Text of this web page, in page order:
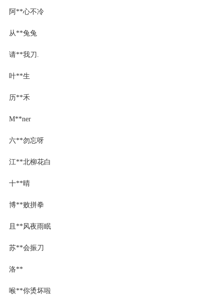
阿**心不冷
从**兔兔
请**我刀.
叶**生
历**禾
M**ner
六**勿忘呀
江**北柳花白
十**晴
博**败拼拳
且**风夜雨眠
苏**会振刀
洛**
喉**你烫坏啦